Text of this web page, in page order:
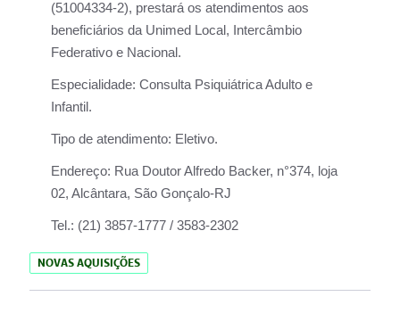
(51004334-2), prestará os atendimentos aos
beneficiários da Unimed Local, Intercâmbio
Federativo e Nacional.
Especialidade: Consulta Psiquiátrica Adulto e
Infantil.
Tipo de atendimento: Eletivo.
Endereço: Rua Doutor Alfredo Backer, n°374, loja
02, Alcântara, São Gonçalo-RJ
Tel.: (21) 3857-1777 / 3583-2302
NOVAS AQUISIÇÕES